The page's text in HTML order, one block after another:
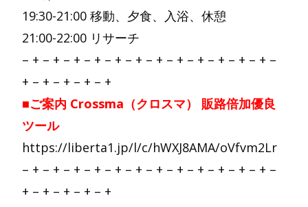
19:30-21:00 移動、夕食、入浴、休憩
21:00-22:00 リサーチ
– + – + – + – + – + – + – + – + – + – + – + – + –
+ – + – + – + – +
■ご案内 Crossma（クロスマ） 販路倍加優良
ツール
https://liberta1.jp/l/c/hWXJ8AMA/oVfvm2Lr
– + – + – + – + – + – + – + – + – + – + – + – + –
+ – + – + – + – +